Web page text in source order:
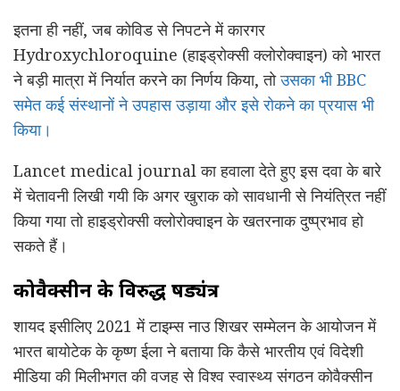
इतना ही नहीं, जब कोविड से निपटने में कारगर
Hydroxychloroquine (हाइड्रोक्सी क्लोरोक्वाइन) को भारत
ने बड़ी मात्रा में निर्यात करने का निर्णय किया, तोउसका भी BBC
समेत कई संस्थानों ने उपहास उड़ाया और इसे रोकने का प्रयास भी
किया।
Lancet medical journal का हवाला देते हुए इस दवा के बारे
में चेतावनी लिखी गयी कि अगर खुराक को सावधानी से नियंत्रित नहीं
किया गया तो हाइड्रोक्सी क्लोरोक्वाइन के खतरनाक दुष्प्रभाव हो
सकते हैं।
कोवैक्सीन के विरुद्ध षड्यंत्र
शायद इसीलिए 2021 में टाइम्स नाउ शिखर सम्मेलन के आयोजन में
भारत बायोटेक के कृष्ण ईला ने बताया कि कैसे भारतीय एवं विदेशी
मीडिया की मिलीभगत की वजह से विश्व स्वास्थ्य संगठन कोवैक्सीन